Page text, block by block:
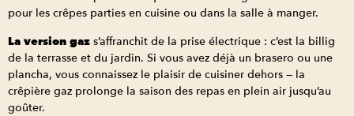
pour les crêpes parties en cuisine ou dans la salle à manger.
La version gaz s’affranchit de la prise électrique : c’est la billig
de la terrasse et du jardin. Si vous avez déjà un brasero ou une
plancha, vous connaissez le plaisir de cuisiner dehors — la
crêpière gaz prolonge la saison des repas en plein air jusqu’au
goûter.